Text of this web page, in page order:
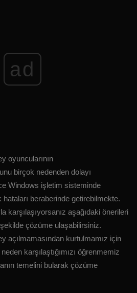
ad
oyuncularının
birçok nedenden dolayı
Windows işletim sisteminde
hataları beraberinde getirebilmekte.
karşılaşıyorsanız aşağıdaki önerileri
çözüme ulaşabilirsiniz.
açılmamasından kurtulmamız için
karşılaştığımızı öğrenmemiz
temelini bularak çözüme